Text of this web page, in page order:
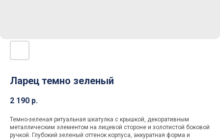
Ларец темно зеленый
2 190 р.
Темно-зеленая ритуальная шкатулка с крышкой, декоративным
металлическим элементом на лицевой стороне и золотистой боковой
ручкой. Глубокий зеленый оттенок корпуса, аккуратная форма и